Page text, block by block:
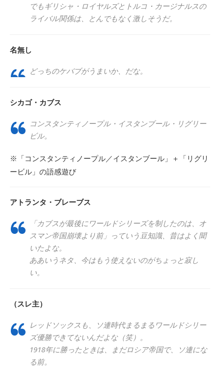
でもギリシャ・ロイヤルズとトルコ・カージナルスの
ライバル関係は、とんでもなく激しそうだ。
名無し
どっちのケバブがうまいか、だな。
シカゴ・カブス
コンスタンティノープル・イスタンブール・リグリー
ビル。
※「コンスタンティノープル／イスタンブール」＋「リグリ
ービル」の語感遊び
アトランタ・ブレーブス
「カブスが最後にワールドシリーズを制したのは、オ
スマン帝国崩壊より前」っていう豆知識、昔はよく聞
いたよな。
ああいうネタ、今はもう使えないのがちょっと寂し
い。
（スレ主）
レッドソックスも、ソ連時代まるまるワールドシリー
ズ優勝できてないんだよな（笑）。
1918年に勝ったときは、まだロシア帝国で、ソ連にな
る前。